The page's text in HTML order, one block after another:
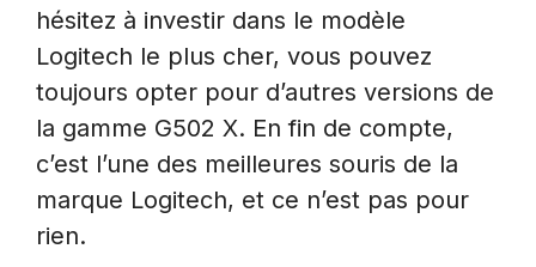
hésitez à investir dans le modèle
Logitech le plus cher, vous pouvez
toujours opter pour d’autres versions de
la gamme G502 X. En fin de compte,
c’est l’une des meilleures souris de la
marque Logitech, et ce n’est pas pour
rien.